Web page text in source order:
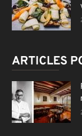
ARTICLES